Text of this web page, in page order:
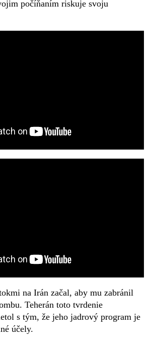
počíňaním riskuje svoju
na Irán začal, aby mu zabránil
Teherán toto tvrdenie
s tým, že jeho jadrový program je
účely.